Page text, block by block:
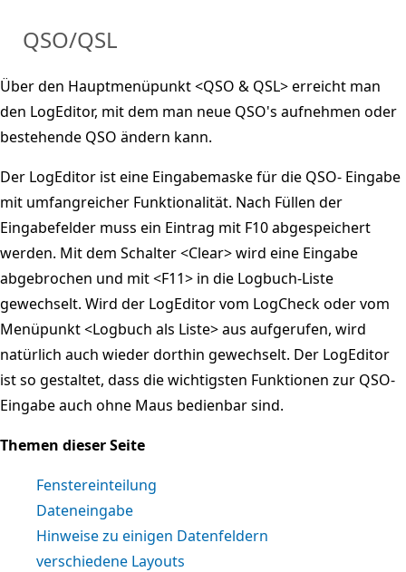
QSO/QSL
Über den Hauptmenüpunkt <QSO & QSL> erreicht man
den LogEditor, mit dem man neue QSO's aufnehmen oder
bestehende QSO ändern kann.
Der LogEditor ist eine Eingabemaske für die QSO- Eingabe
mit umfangreicher Funktionalität. Nach Füllen der
Eingabefelder muss ein Eintrag mit F10 abgespeichert
werden. Mit dem Schalter <Clear> wird eine Eingabe
abgebrochen und mit <F11> in die Logbuch-Liste
gewechselt. Wird der LogEditor vom LogCheck oder vom
Menüpunkt <Logbuch als Liste> aus aufgerufen, wird
natürlich auch wieder dorthin gewechselt. Der LogEditor
ist so gestaltet, dass die wichtigsten Funktionen zur QSO-
Eingabe auch ohne Maus bedienbar sind.
Themen dieser Seite
Fenstereinteilung
Dateneingabe
Hinweise zu einigen Datenfeldern
verschiedene Layouts